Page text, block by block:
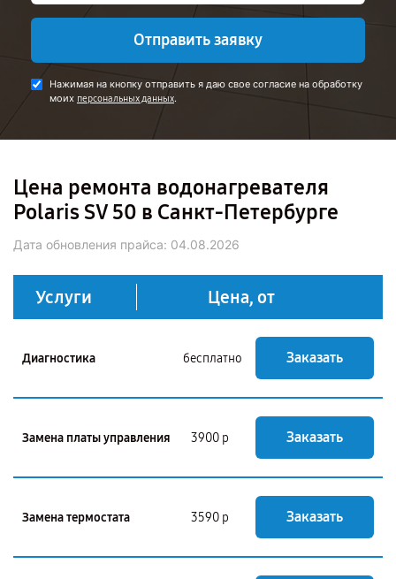
Отправить заявку
Нажимая на кнопку отправить я даю свое согласие на обработку
моих персональных данных.
Цена ремонта водонагревателя
Polaris SV 50 в Санкт-Петербурге
Дата обновления прайса: 04.08.2026
Услуги Цена, от
Диагностика бесплатно Заказать
Замена платы управления 3900 р Заказать
Замена термостата 3590 р Заказать